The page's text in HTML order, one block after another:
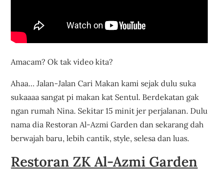
Amacam? Ok tak video kita?
Ahaa… Jalan-Jalan Cari Makan kami sejak dulu suka
sukaaaa sangat pi makan kat Sentul. Berdekatan gak
ngan rumah Nina. Sekitar 15 minit jer perjalanan. Dulu
nama dia Restoran Al-Azmi Garden dan sekarang dah
berwajah baru, lebih cantik, style, selesa dan luas.
Restoran ZK Al-Azmi Garden